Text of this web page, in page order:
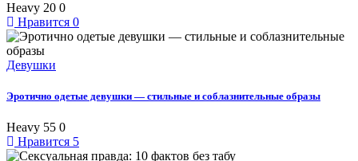
Heavy 20 0
Нравится 0
Девушки
Эротично одетые девушки — стильные и соблазнительные образы
Heavy 55 0
Нравится 5